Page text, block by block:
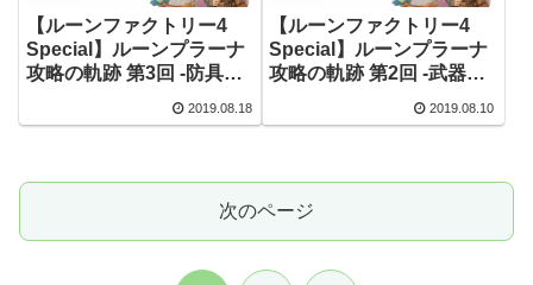
【ルーンファクトリー4
Special】ルーンプラーナ
攻略の軌跡 第3回 -防具？
2019.08.18
【ルーンファクトリー4
Special】ルーンプラーナ
攻略の軌跡 第2回 -武器作
2019.08.10
次のページ